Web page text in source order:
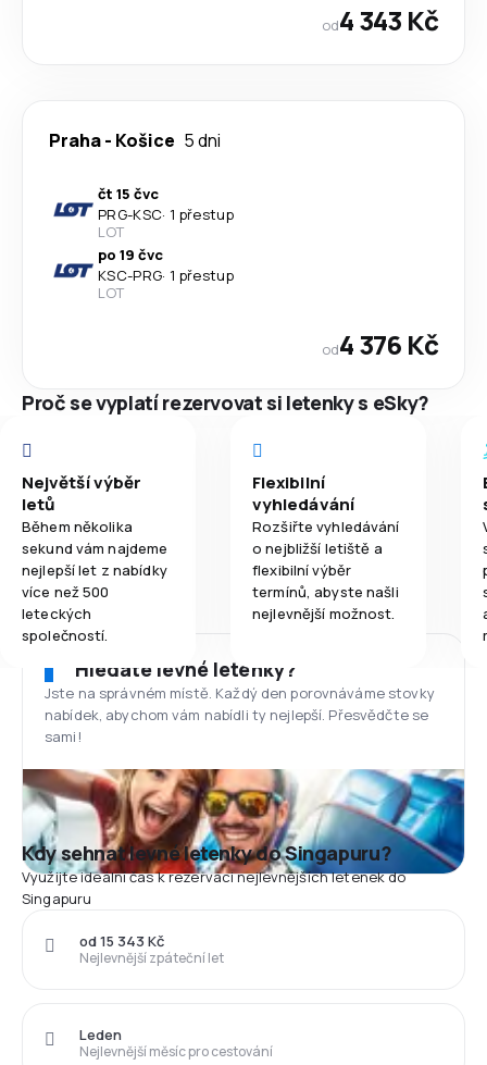
od4 343 Kč
Praha- Košice 5 dni
čt 15 čvc
PRG-KSC· 1 přestup
LOT
po 19 čvc
KSC-PRG· 1 přestup
LOT
od4 376 Kč
Proč se vyplatí rezervovat si letenky s eSky?
Největší výběr
letů
Během několika
sekund vám najdeme
nejlepší let z nabídky
více než 500
leteckých
společností.
Flexibilní
vyhledávání
Rozšiřte vyhledávání
o nejbližší letiště a
flexibilní výběr
termínů, abyste našli
nejlevnější možnost.
Hledáte levné letenky?
Jste na správném místě. Každý den porovnáváme stovky
nabídek, abychom vám nabídli ty nejlepší. Přesvědčte se
sami!
Kdy sehnat levné letenky do Singapuru?
Využijte ideální čas k rezervaci nejlevnějších letenek do
Singapuru
Nejlevnější zpáteční let
od 15 343 Kč
Nejlevnější měsíc pro cestování
Leden